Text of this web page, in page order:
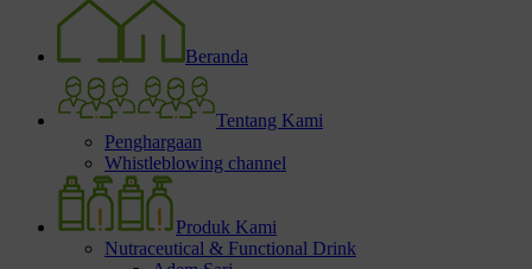
Beranda
Tentang Kami
Penghargaan
Whistleblowing channel
Produk Kami
Nutraceutical & Functional Drink